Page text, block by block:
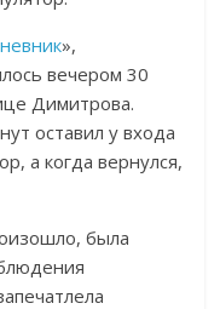
»,
вечером 30
Димитрова.
оставил у входа
а когда вернулся,
была